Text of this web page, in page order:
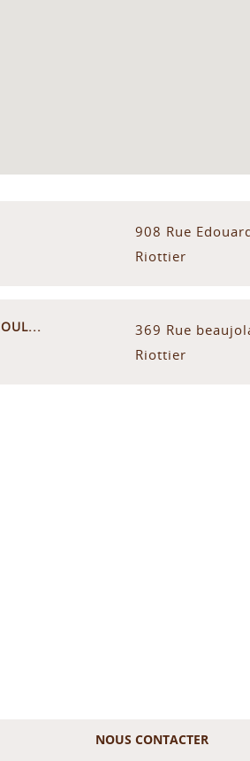
908 Rue
Riottier
369 Rue
Riottier
NOUS CONTACTER